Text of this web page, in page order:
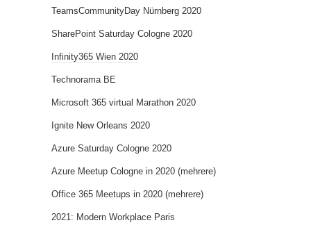
TeamsCommunityDay Nürnberg 2020
SharePoint Saturday Cologne 2020
Infinity365 Wien 2020
Technorama BE
Microsoft 365 virtual Marathon 2020
Ignite New Orleans 2020
Azure Saturday Cologne 2020
Azure Meetup Cologne in 2020 (mehrere)
Office 365 Meetups in 2020 (mehrere)
2021: Modern Workplace Paris